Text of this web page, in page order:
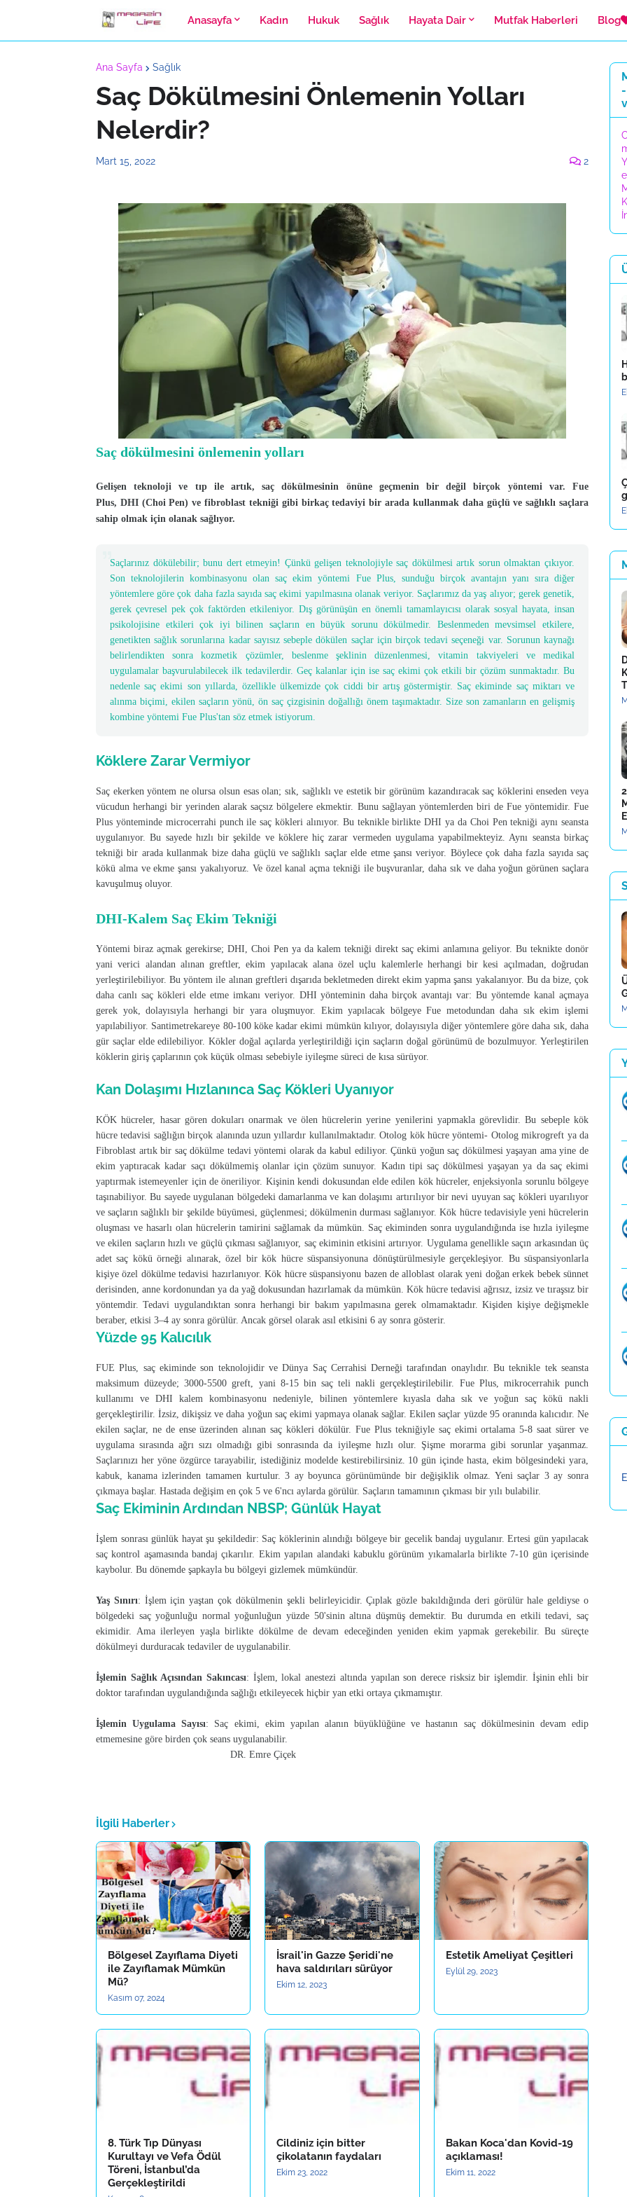
Anasayfa Kadın Hukuk Sağlık Hayata Dair Mutfak Haberleri Blog
Ana Sayfa Sağlık
Saç Dökülmesini Önlemenin Yolları
Nelerdir?
Mart 15, 2022 2
Saç dökülmesini önlemenin yolları
Gelişen teknoloji ve tıp ile artık, saç dökülmesinin önüne geçmenin bir değil birçok yöntemi var. Fue
Plus, DHI (Choi Pen) ve fibroblast tekniği gibi birkaç tedaviyi bir arada kullanmak daha güçlü ve sağlıklı saçlara
sahip olmak için olanak sağlıyor.
Saçlarınız dökülebilir; bunu dert etmeyin! Çünkü gelişen teknolojiyle saç dökülmesi artık sorun olmaktan çıkıyor.
Son teknolojilerin kombinasyonu olan saç ekim yöntemi Fue Plus, sunduğu birçok avantajın yanı sıra diğer
yöntemlere göre çok daha fazla sayıda saç ekimi yapılmasına olanak veriyor. Saçlarımız da yaş alıyor; gerek genetik,
gerek çevresel pek çok faktörden etkileniyor. Dış görünüşün en önemli tamamlayıcısı olarak sosyal hayata, insan
psikolojisine etkileri çok iyi bilinen saçların en büyük sorunu dökülmedir. Beslenmeden mevsimsel etkilere,
genetikten sağlık sorunlarına kadar sayısız sebeple dökülen saçlar için birçok tedavi seçeneği var. Sorunun kaynağı
belirlendikten sonra kozmetik çözümler, beslenme şeklinin düzenlenmesi, vitamin takviyeleri ve medikal
uygulamalar başvurulabilecek ilk tedavilerdir. Geç kalanlar için ise saç ekimi çok etkili bir çözüm sunmaktadır. Bu
nedenle saç ekimi son yıllarda, özellikle ülkemizde çok ciddi bir artış göstermiştir. Saç ekiminde saç miktarı ve
alınma biçimi, ekilen saçların yönü, ön saç çizgisinin doğallığı önem taşımaktadır. Size son zamanların en gelişmiş
kombine yöntemi Fue Plus'tan söz etmek istiyorum.
Köklere Zarar Vermiyor
Saç ekerken yöntem ne olursa olsun esas olan; sık, sağlıklı ve estetik bir görünüm kazandıracak saç köklerini enseden veya
vücudun herhangi bir yerinden alarak saçsız bölgelere ekmektir. Bunu sağlayan yöntemlerden biri de Fue yöntemidir. Fue
Plus yönteminde microcerrahi punch ile saç kökleri alınıyor. Bu teknikle birlikte DHI ya da Choi Pen tekniği aynı seansta
uygulanıyor. Bu sayede hızlı bir şekilde ve köklere hiç zarar vermeden uygulama yapabilmekteyiz. Aynı seansta birkaç
tekniği bir arada kullanmak bize daha güçlü ve sağlıklı saçlar elde etme şansı veriyor. Böylece çok daha fazla sayıda saç
kökü alma ve ekme şansı yakalıyoruz. Ve özel kanal açma tekniği ile buşvuranlar, daha sık ve daha yoğun görünen saçlara
kavuşulmuş oluyor.
DHI-Kalem Saç Ekim Tekniği
Yöntemi biraz açmak gerekirse; DHI, Choi Pen ya da kalem tekniği direkt saç ekimi anlamına geliyor. Bu teknikte donör
yani verici alandan alınan greftler, ekim yapılacak alana özel uçlu kalemlerle herhangi bir kesi açılmadan, doğrudan
yerleştirilebiliyor. Bu yöntem ile alınan greftleri dışarıda bekletmeden direkt ekim yapma şansı yakalanıyor. Bu da bize, çok
daha canlı saç kökleri elde etme imkanı veriyor. DHI yönteminin daha birçok avantajı var: Bu yöntemde kanal açmaya
gerek yok, dolayısıyla herhangi bir yara oluşmuyor. Ekim yapılacak bölgeye Fue metodundan daha sık ekim işlemi
yapılabiliyor. Santimetrekareye 80-100 köke kadar ekimi mümkün kılıyor, dolayısıyla diğer yöntemlere göre daha sık, daha
gür saçlar elde edilebiliyor. Kökler doğal açılarda yerleştirildiği için saçların doğal görünümü de bozulmuyor. Yerleştirilen
köklerin giriş çaplarının çok küçük olması sebebiyle iyileşme süreci de kısa sürüyor.
Kan Dolaşımı Hızlanınca Saç Kökleri Uyanıyor
KÖK hücreler, hasar gören dokuları onarmak ve ölen hücrelerin yerine yenilerini yapmakla görevlidir. Bu sebeple kök
hücre tedavisi sağlığın birçok alanında uzun yıllardır kullanılmaktadır. Otolog kök hücre yöntemi- Otolog mikrogreft ya da
Fibroblast artık bir saç dökülme tedavi yöntemi olarak da kabul ediliyor. Çünkü yoğun saç dökülmesi yaşayan ama yine de
ekim yaptıracak kadar saçı dökülmemiş olanlar için çözüm sunuyor. Kadın tipi saç dökülmesi yaşayan ya da saç ekimi
yaptırmak istemeyenler için de öneriliyor. Kişinin kendi dokusundan elde edilen kök hücreler, enjeksiyonla sorunlu bölgeye
taşınabiliyor. Bu sayede uygulanan bölgedeki damarlanma ve kan dolaşımı artırılıyor bir nevi uyuyan saç kökleri uyarılıyor
ve saçların sağlıklı bir şekilde büyümesi, güçlenmesi; dökülmenin durması sağlanıyor. Kök hücre tedavisiyle yeni hücrelerin
oluşması ve hasarlı olan hücrelerin tamirini sağlamak da mümkün. Saç ekiminden sonra uygulandığında ise hızla iyileşme
ve ekilen saçların hızlı ve güçlü çıkması sağlanıyor, saç ekiminin etkisini artırıyor. Uygulama genellikle saçın arkasından üç
adet saç kökü örneği alınarak, özel bir kök hücre süspansiyonuna dönüştürülmesiyle gerçekleşiyor. Bu süspansiyonlarla
kişiye özel dökülme tedavisi hazırlanıyor. Kök hücre süspansiyonu bazen de alloblast olarak yeni doğan erkek bebek sünnet
derisinden, anne kordonundan ya da yağ dokusundan hazırlamak da mümkün. Kök hücre tedavisi ağrısız, izsiz ve tıraşsız bir
yöntemdir. Tedavi uygulandıktan sonra herhangi bir bakım yapılmasına gerek olmamaktadır. Kişiden kişiye değişmekle
beraber, etkisi 3–4 ay sonra görülür. Ancak görsel olarak asıl etkisini 6 ay sonra gösterir.
Yüzde 95 Kalıcılık
FUE Plus, saç ekiminde son teknolojidir ve Dünya Saç Cerrahisi Derneği tarafından onaylıdır. Bu teknikle tek seansta
maksimum düzeyde; 3000-5500 greft, yani 8-15 bin saç teli nakli gerçekleştirilebilir. Fue Plus, mikrocerrahik punch
kullanımı ve DHI kalem kombinasyonu nedeniyle, bilinen yöntemlere kıyasla daha sık ve yoğun saç kökü nakli
gerçekleştirilir. İzsiz, dikişsiz ve daha yoğun saç ekimi yapmaya olanak sağlar. Ekilen saçlar yüzde 95 oranında kalıcıdır. Ne
ekilen saçlar, ne de ense üzerinden alınan saç kökleri dökülür. Fue Plus tekniğiyle saç ekimi ortalama 5-8 saat sürer ve
uygulama sırasında ağrı sızı olmadığı gibi sonrasında da iyileşme hızlı olur. Şişme morarma gibi sorunlar yaşanmaz.
Saçlarınızı her yöne özgürce tarayabilir, istediğiniz modelde kestirebilirsiniz. 10 gün içinde hasta, ekim bölgesindeki yara,
kabuk, kanama izlerinden tamamen kurtulur. 3 ay boyunca görünümünde bir değişiklik olmaz. Yeni saçlar 3 ay sonra
çıkmaya başlar. Hastada değişim en çok 5 ve 6'ncı aylarda görülür. Saçların tamamının çıkması bir yılı bulabilir.
Saç Ekiminin Ardından NBSP; Günlük Hayat
İşlem sonrası günlük hayat şu şekildedir: Saç köklerinin alındığı bölgeye bir gecelik bandaj uygulanır. Ertesi gün yapılacak
saç kontrol aşamasında bandaj çıkarılır. Ekim yapılan alandaki kabuklu görünüm yıkamalarla birlikte 7-10 gün içerisinde
kaybolur. Bu dönemde şapkayla bu bölgeyi gizlemek mümkündür.
Yaş Sınırı: İşlem için yaştan çok dökülmenin şekli belirleyicidir. Çıplak gözle bakıldığında deri görülür hale geldiyse o
bölgedeki saç yoğunluğu normal yoğunluğun yüzde 50'sinin altına düşmüş demektir. Bu durumda en etkili tedavi, saç
ekimidir. Ama ilerleyen yaşla birlikte dökülme de devam edeceğinden yeniden ekim yapmak gerekebilir. Bu süreçte
dökülmeyi durduracak tedaviler de uygulanabilir.
İşlemin Sağlık Açısından Sakıncası: İşlem, lokal anestezi altında yapılan son derece risksiz bir işlemdir. İşinin ehli bir
doktor tarafından uygulandığında sağlığı etkileyecek hiçbir yan etki ortaya çıkmamıştır.
İşlemin Uygulama Sayısı: Saç ekimi, ekim yapılan alanın büyüklüğüne ve hastanın saç dökülmesinin devam edip
etmemesine göre birden çok seans uygulanabilir.
DR. Emre Çiçek
İlgili Haberler
Bölgesel Zayıflama Diyeti
ile Zayıflamak Mümkün
Mü?
Kasım 07, 2024
İsrail'in Gazze Şeridi'ne
hava saldırıları sürüyor
Ekim 12, 2023
Estetik Ameliyat Çeşitleri
Eylül 29, 2023
8. Türk Tıp Dünyası
Kurultayı ve Vefa Ödül
Töreni, İstanbul’da
Gerçekleştirildi
Cildiniz için bitter
çikolatanın faydaları
Ekim 23, 2022
Bakan Koca'dan Kovid-19
açıklaması!
Ekim 11, 2022